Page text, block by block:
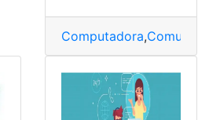
Computadora,